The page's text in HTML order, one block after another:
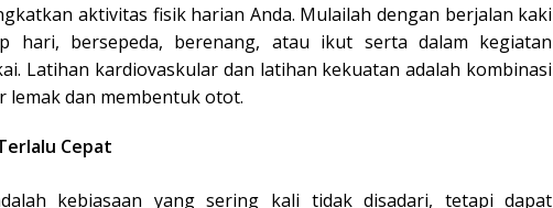
aktivitas fisik harian Anda. Mulailah dengan berjalan kaki
hari, bersepeda, berenang, atau ikut serta dalam kegiatan
Latihan kardiovaskular dan latihan kekuatan adalah kombinasi
dan membentuk otot.
Cepat
kebiasaan yang sering kali tidak disadari, tetapi dapat